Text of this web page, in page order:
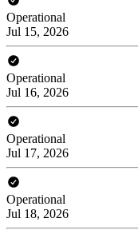
Operational
Jul 15, 2026
Operational
Jul 16, 2026
Operational
Jul 17, 2026
Operational
Jul 18, 2026